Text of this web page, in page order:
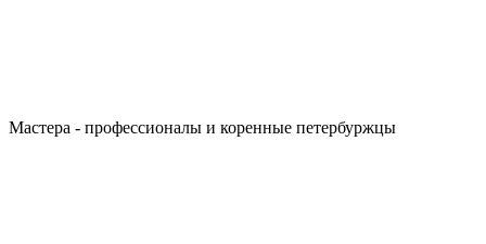
Мастера - профессионалы и коренные петербуржцы